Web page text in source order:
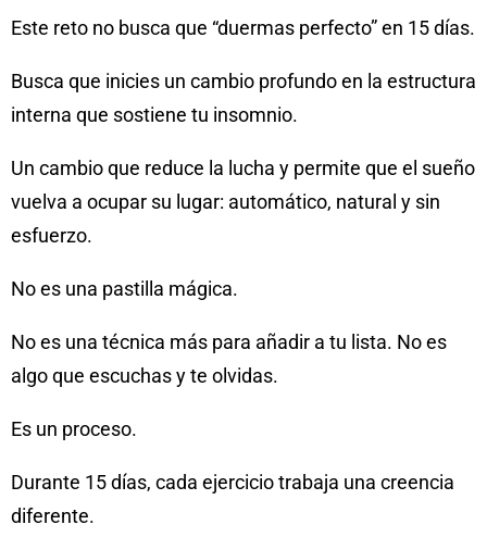
Este reto no busca que “duermas perfecto” en 15 días.
Busca que inicies un cambio profundo en la estructura
interna que sostiene tu insomnio.
Un cambio que reduce la lucha y permite que el sueño
vuelva a ocupar su lugar: automático, natural y sin
esfuerzo.
No es una pastilla mágica.
No es una técnica más para añadir a tu lista. No es
algo que escuchas y te olvidas.
Es un proceso.
Durante 15 días, cada ejercicio trabaja una creencia
diferente.